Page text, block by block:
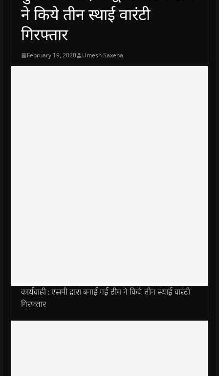
ने किये तीन स्थाई वारंटी
गिरफ्तार
February 19, 2020 Umesh Saxena
कार्यवाही : एसपी द्वारा बनाई गई टीम ने किये तीन स्थाई वारंटी
गिरफ्तार